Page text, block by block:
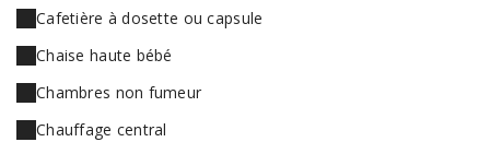
Cafetière à dosette ou capsule
Chaise haute bébé
Chambres non fumeur
Chauffage central